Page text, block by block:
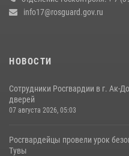
info17@rosguard.gov.ru
НОВОСТИ
Сотрудники Росгвардии в г. Ак-
дверей
07 августа 2026, 05:03
Росгвардейцы провели урок
Тувы